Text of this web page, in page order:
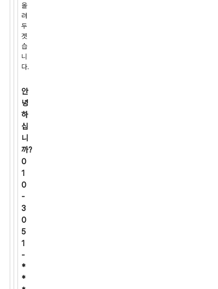
올
려
두
겟
습
니
다.
안
녕
하
십
니
까?
0
1
0
-
3
0
5
1
-
*
*